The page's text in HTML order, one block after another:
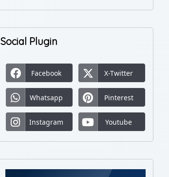
Social Plugin
Facebook X-Twitter
Whatsapp Pinterest
Instagram Youtube